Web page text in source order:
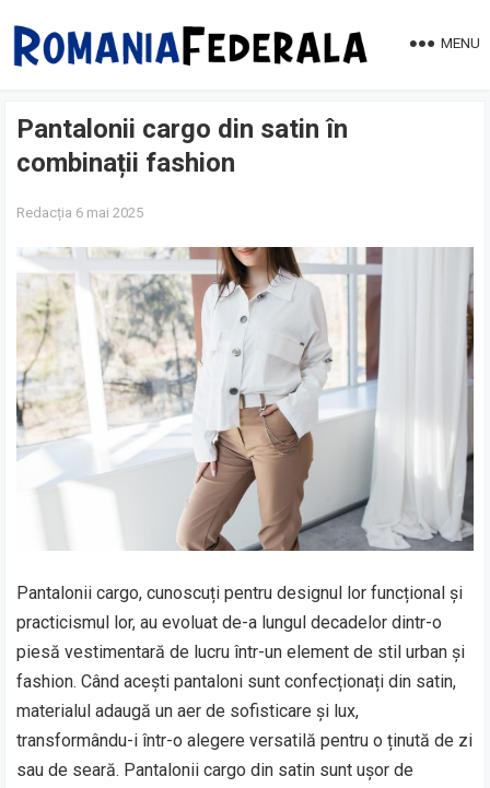
MENU
Pantalonii cargo din satin în
combinații fashion
Redacția 6 mai 2025
Pantalonii cargo, cunoscuți pentru designul lor funcțional și
practicismul lor, au evoluat de-a lungul decadelor dintr-o
piesă vestimentară de lucru într-un element de stil urban și
fashion. Când acești pantaloni sunt confecționați din satin,
materialul adaugă un aer de sofisticare și lux,
transformându-i într-o alegere versatilă pentru o ținută de zi
sau de seară. Pantalonii cargo din satin sunt ușor de